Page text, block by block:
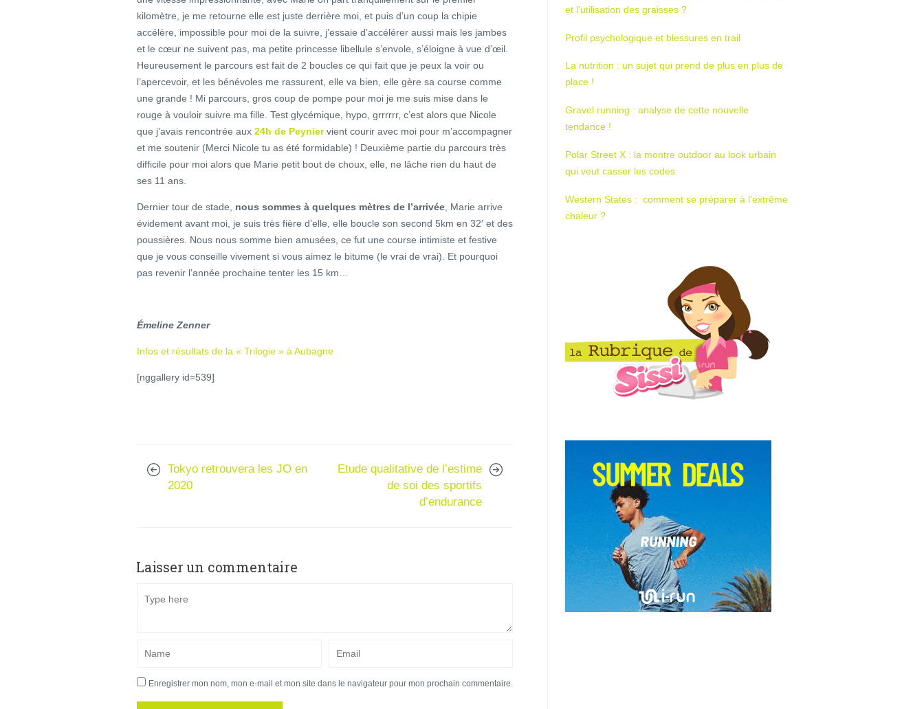
kilomètre, je me retourne elle est juste derrière moi, et puis d’un coup la chipie
accélère, impossible pour moi de la suivre, j’essaie d’accélérer aussi mais les jambes
et le cœur ne suivent pas, ma petite princesse libellule s’envole, s’éloigne à vue d’œil.
Heureusement le parcours est fait de 2 boucles ce qui fait que je peux la voir ou
l’apercevoir, et les bénévoles me rassurent, elle va bien, elle gère sa course comme
une grande ! Mi parcours, gros coup de pompe pour moi je me suis mise dans le
rouge à vouloir suivre ma fille. Test glycémique, hypo, grrrrrr, c’est alors que Nicole
que j’avais rencontrée aux 24h de Peyniervient courir avec moi pour m’accompagner
et me soutenir (Merci Nicole tu as été formidable) ! Deuxième partie du parcours très
difficile pour moi alors que Marie petit bout de choux, elle, ne lâche rien du haut de
ses 11 ans.
Dernier tour de stade, nous sommes à quelques mètres de l’arrivée , Marie arrive
évidement avant moi, je suis très fière d’elle, elle boucle son second 5km en 32′ et des
poussières. Nous nous somme bien amusées, ce fut une course intimiste et festive
que je vous conseille vivement si vous aimez le bitume (le vrai de vrai). Et pourquoi
pas revenir l’année prochaine tenter les 15 km…
Émeline Zenner
Infos et résultats de la « Trilogie » à Aubagne
[nggallery id=539]
Tokyo retrouvera les JO en
2020
Etude qualitative de l’estime
de soi des sportifs
d’endurance
Laisser un commentaire
Enregistrer mon nom, mon e-mail et mon site dans le navigateur pour mon prochain commentaire.
et l’utilisation des graisses ?
Profil psychologique et blessures en trail
La nutrition : un sujet qui prend de plus en plus de
place !
Gravel running : analyse de cette nouvelle
tendance !
Polar Street X : la montre outdoor au look urbain
qui veut casser les codes
Western States : comment se préparer à l’extrême
chaleur ?